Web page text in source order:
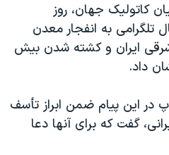
ایران
صلح
کاتولیک جهان، روز
تلگرامی به انفجار معدن
ایران و کشته شدن بیش
در این پیام ضمن ابراز تأسف
گفت که برای آنها دعا